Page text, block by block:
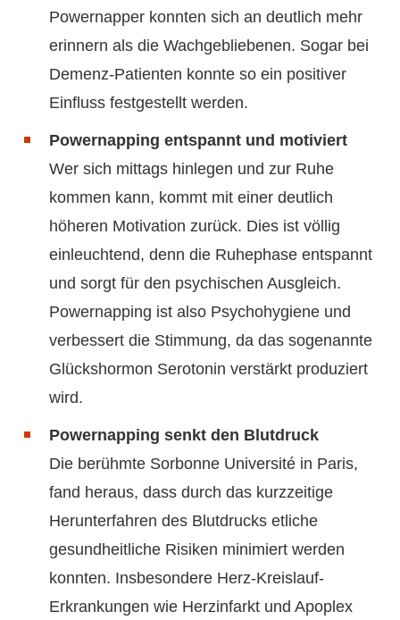
Powernapper konnten sich an deutlich mehr
erinnern als die Wachgebliebenen. Sogar bei
Demenz-Patienten konnte so ein positiver
Einfluss festgestellt werden.
Powernapping entspannt und motiviert
Wer sich mittags hinlegen und zur Ruhe
kommen kann, kommt mit einer deutlich
höheren Motivation zurück. Dies ist völlig
einleuchtend, denn die Ruhephase entspannt
und sorgt für den psychischen Ausgleich.
Powernapping ist also Psychohygiene und
verbessert die Stimmung, da das sogenannte
Glückshormon Serotonin verstärkt produziert
wird.
Powernapping senkt den Blutdruck
Die berühmte Sorbonne Université in Paris,
fand heraus, dass durch das kurzzeitige
Herunterfahren des Blutdrucks etliche
gesundheitliche Risiken minimiert werden
konnten. Insbesondere Herz-Kreislauf-
Erkrankungen wie Herzinfarkt und Apoplex